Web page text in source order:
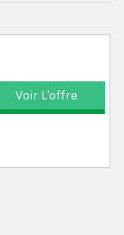
Voir L'offre